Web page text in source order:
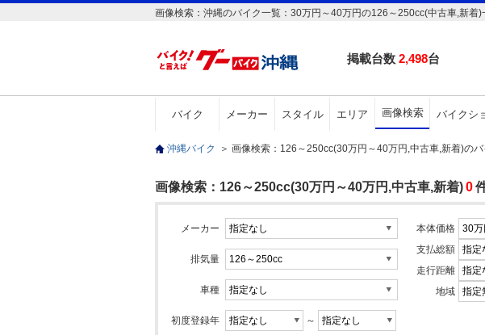
画像検索：沖縄のバイク一覧：30万円～40万円の126～250cc(中古車,新着)
掲載台数 2,498台
バイク メーカー スタイル エリア 画像検索 バイクシ
沖縄バイク ＞ 画像検索：126～250cc(30万円～40万円,中古車,新着)の
画像検索：126～250cc(30万円～40万円,中古車,新着)0
メーカー
排気量
車種
初度登録年 ～
本体価格
支払総額
走行距離
地域